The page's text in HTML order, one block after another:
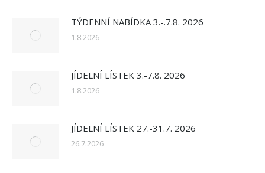
TÝDENNÍ NABÍDKA 3.-.7.8. 2026
1.8.2026
JÍDELNÍ LÍSTEK 3.-7.8. 2026
1.8.2026
JÍDELNÍ LÍSTEK 27.-31.7. 2026
26.7.2026